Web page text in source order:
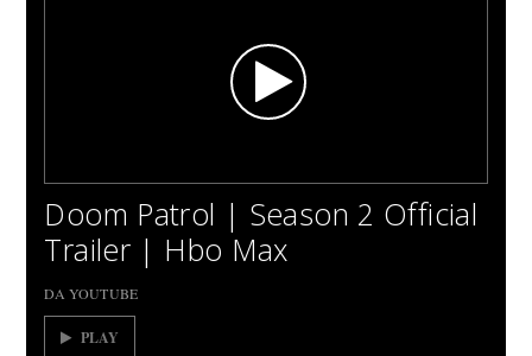
Doom Patrol | Season 2 Official
Trailer | Hbo Max
DA YOUTUBE
PLAY